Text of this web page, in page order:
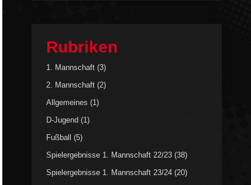
Rubriken
1. Mannschaft (3)
2. Mannschaft (2)
Allgemeines (1)
D-Jugend (1)
Fußball (5)
Spielergebnisse 1. Mannschaft 22/23 (38)
Spielergebnisse 1. Mannschaft 23/24 (20)